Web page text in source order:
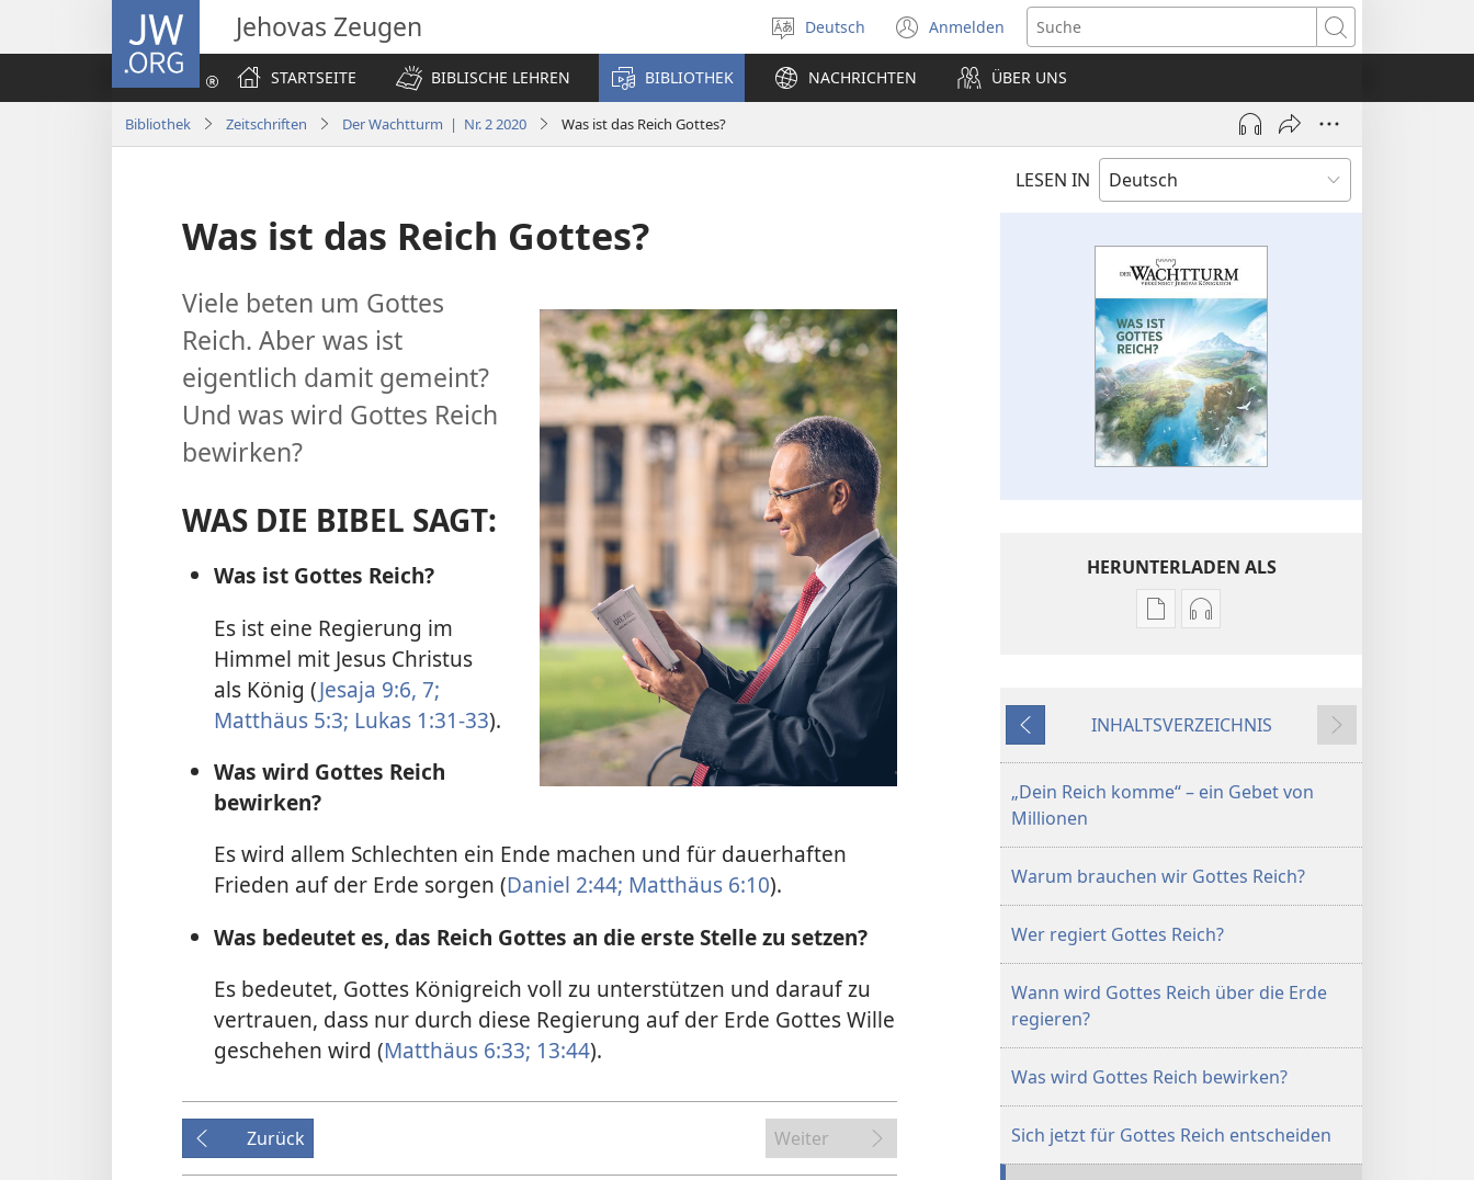
JW.ORG Jehovas Zeugen
Sprache
auswählen
Deutsch Anmelden
(öffnet
neues
Fenster)
Suche
STARTSEITE
BIBLISCHE LEHREN BIBLIOTHEK NACHRICHTEN ÜBER UNS
Bibliothek Zeitschriften Der Wachtturm | Nr. 2 2020 Was ist das Reich Gottes?
LESEN IN
Was ist das Reich Gottes?
Viele beten um Gottes
Reich. Aber was ist
eigentlich damit gemeint?
Und was wird Gottes Reich
bewirken?
WAS DIE BIBEL SAGT:
Was ist Gottes Reich?
Es ist eine Regierung im
Himmel mit Jesus Christus
als König (Jesaja 9:6, 7;
Matthäus 5:3; Lukas 1:31-33).
Was wird Gottes Reich
bewirken?
Es wird allem Schlechten ein Ende machen und für dauerhaften
Frieden auf der Erde sorgen (Daniel 2:44; Matthäus 6:10).
Was bedeutet es, das Reich Gottes an die erste Stelle zu setzen?
Es bedeutet, Gottes Königreich voll zu unterstützen und darauf zu
vertrauen, dass nur durch diese Regierung auf der Erde Gottes Wille
geschehen wird (Matthäus 6:33; 13:44).
Zurück Weiter
HERUNTERLADEN ALS
Downloadoptionen
WACHTTURM
Gottes
Downloadoptionen
WACHTTURM
ist
Gottes
Zurück
INHALTSVERZEICHNIS
Weiter
„Dein Reich komme“ – ein Gebet von
Millionen
Warum brauchen wir Gottes Reich?
Wer regiert Gottes Reich?
Wann wird Gottes Reich über die Erde
regieren?
Was wird Gottes Reich bewirken?
Sich jetzt für Gottes Reich entscheiden